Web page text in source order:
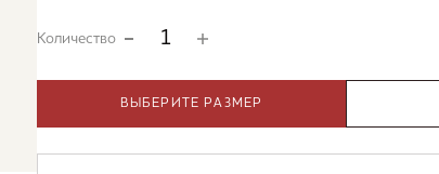
Количество
ВЫБЕРИТЕ РАЗМЕР